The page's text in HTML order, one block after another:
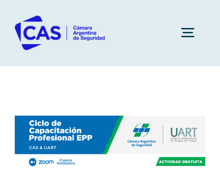
contenido
Socios
Subcomisiones